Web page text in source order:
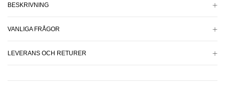
BESKRIVNING
VANLIGA FRÅGOR
LEVERANS OCH RETURER